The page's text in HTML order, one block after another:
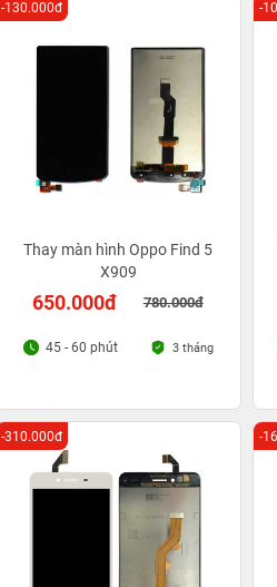
Thay màn hình Oppo Find 5
X909
650.000đ 780.000đ
-130.000đ
45 - 60 phút 3 tháng
-
-310.000đ -